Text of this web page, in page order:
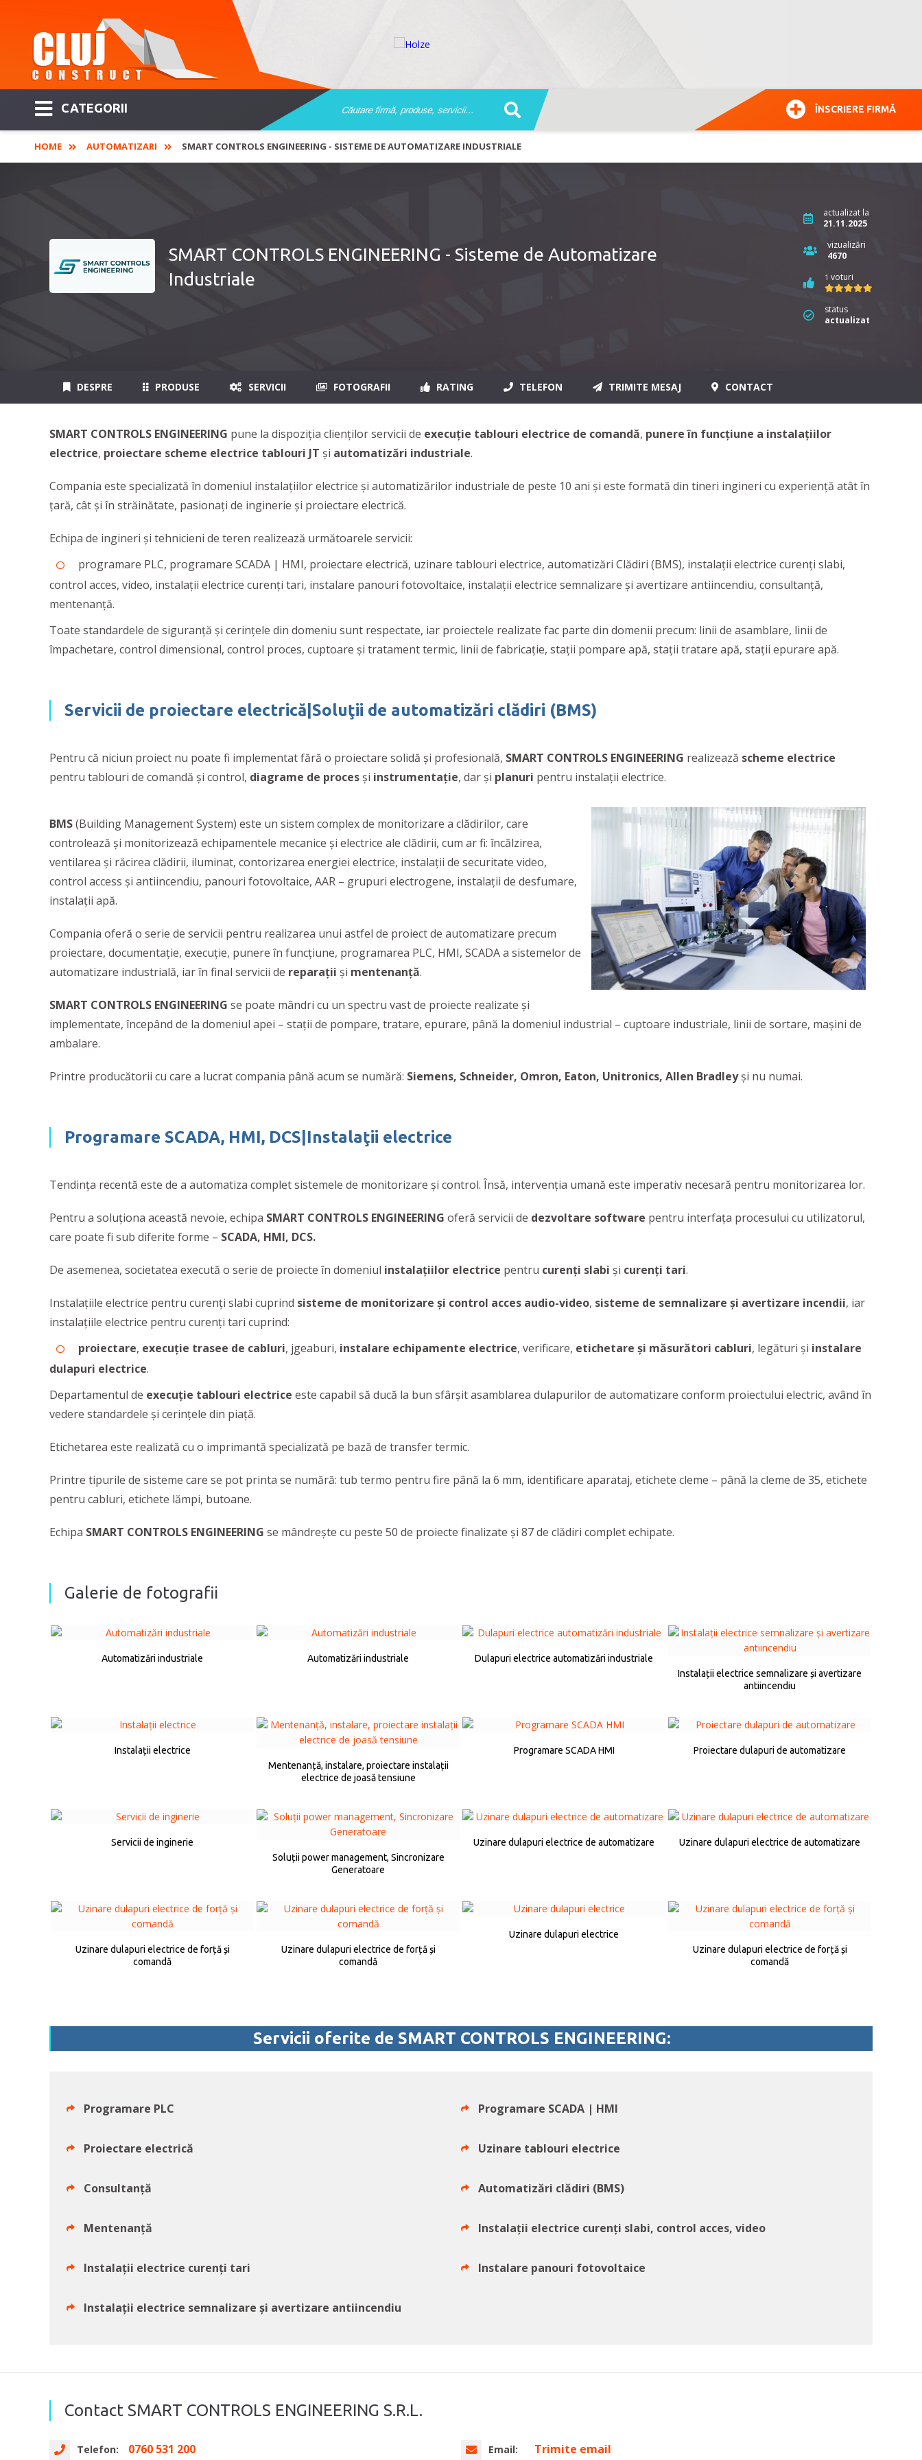
CATEGORII ÎNSCRIERE FIRMĂ
HOME AUTOMATIZARI SMART CONTROLS ENGINEERING - SISTEME DE AUTOMATIZARE INDUSTRIALE
SMART CONTROLS ENGINEERING - Sisteme de Automatizare
Industriale
actualizat la
21.11.2025
vizualizări
4670
1 voturi
status
actualizat
DESPRE PRODUSE SERVICII FOTOGRAFII RATING TELEFON TRIMITE MESAJ CONTACT
SMART CONTROLS ENGINEERING pune la dispoziţia clienţilor servicii de execuţie tablouri electrice de comandă, punere în funcţiune a instalaţiilor
electrice, proiectare scheme electrice tablouri JT şi automatizări industriale.
Compania este specializată în domeniul instalaţiilor electrice şi automatizărilor industriale de peste 10 ani şi este formată din tineri ingineri cu experienţă atât în
ţară, cât şi în străinătate, pasionaţi de inginerie şi proiectare electrică.
Echipa de ingineri şi tehnicieni de teren realizează următoarele servicii:
programare PLC, programare SCADA | HMI, proiectare electrică, uzinare tablouri electrice, automatizări Clădiri (BMS), instalaţii electrice curenţi slabi,
control acces, video, instalaţii electrice curenţi tari, instalare panouri fotovoltaice, instalaţii electrice semnalizare şi avertizare antiincendiu, consultanţă,
mentenanţă.
Toate standardele de siguranţă şi cerinţele din domeniu sunt respectate, iar proiectele realizate fac parte din domenii precum: linii de asamblare, linii de
împachetare, control dimensional, control proces, cuptoare și tratament termic, linii de fabricație, stații pompare apă, stații tratare apă, stații epurare apă.
Servicii de proiectare electrică|Soluţii de automatizări clădiri (BMS)
Pentru că niciun proiect nu poate fi implementat fără o proiectare solidă şi profesională, SMART CONTROLS ENGINEERING realizează scheme electrice
pentru tablouri de comandă şi control, diagrame de proces şi instrumentaţie, dar şi planuri pentru instalaţii electrice.
BMS(Building Management System) este un sistem complex de monitorizare a clădirilor, care
controlează şi monitorizează echipamentele mecanice şi electrice ale clădirii, cum ar fi: încălzirea,
ventilarea şi răcirea clădirii, iluminat, contorizarea energiei electrice, instalaţii de securitate video,
control access şi antiincendiu, panouri fotovoltaice, AAR – grupuri electrogene, instalaţii de desfumare,
instalaţii apă.
Compania oferă o serie de servicii pentru realizarea unui astfel de proiect de automatizare precum
proiectare, documentaţie, execuţie, punere în funcţiune, programarea PLC, HMI, SCADA a sistemelor de
automatizare industrială, iar în final servicii de reparaţii şi mentenanţă.
SMART CONTROLS ENGINEERING se poate mândri cu un spectru vast de proiecte realizate şi
implementate, începând de la domeniul apei – staţii de pompare, tratare, epurare, până la domeniul industrial – cuptoare industriale, linii de sortare, maşini de
ambalare.
Printre producătorii cu care a lucrat compania până acum se numără: Siemens, Schneider, Omron, Eaton, Unitronics, Allen Bradleyşi nu numai.
Programare SCADA, HMI, DCS| Instalaţii electrice
Tendinţa recentă este de a automatiza complet sistemele de monitorizare şi control. Însă, intervenţia umană este imperativ necesară pentru monitorizarea lor.
Pentru a soluţiona această nevoie, echipa SMART CONTROLS ENGINEERING oferă servicii de dezvoltare software pentru interfaţa procesului cu utilizatorul,
care poate fi sub diferite forme – SCADA, HMI, DCS.
De asemenea, societatea execută o serie de proiecte în domeniul instalaţiilor electrice pentru curenţi slabi şi curenţi tari.
Instalaţiile electrice pentru curenţi slabi cuprind sisteme de monitorizare şi control acces audio-video, sisteme de semnalizare şi avertizare incendii, iar
instalaţiile electrice pentru curenţi tari cuprind:
proiectare, execuţie trasee de cabluri, jgeaburi, instalare echipamente electrice, verificare, etichetare şi măsurători cabluri, legături şi instalare
dulapuri electrice.
Departamentul de execuţie tablouri electrice este capabil să ducă la bun sfârşit asamblarea dulapurilor de automatizare conform proiectului electric, având în
vedere standardele şi cerinţele din piaţă.
Etichetarea este realizată cu o imprimantă specializată pe bază de transfer termic.
Printre tipurile de sisteme care se pot printa se numără: tub termo pentru fire până la 6 mm, identificare aparataj, etichete cleme – până la cleme de 35, etichete
pentru cabluri, etichete lămpi, butoane.
Echipa SMART CONTROLS ENGINEERING se mândreşte cu peste 50 de proiecte finalizate şi 87 de clădiri complet echipate.
Galerie de fotografii
Automatizări industriale Automatizări industriale
Dulapuri electrice automatizări industriale
Instalații electrice semnalizare și avertizare
antiincendiu
Instalații electrice
Mentenanță, instalare, proiectare instalații
electrice de joasă tensiune
Programare SCADA HMI Proiectare dulapuri de automatizare
Servicii de inginerie
Soluții power management, Sincronizare
Generatoare
Uzinare dulapuri electrice de automatizare Uzinare dulapuri electrice de automatizare
Uzinare dulapuri electrice de forță și
comandă
Uzinare dulapuri electrice de forță și
comandă
Uzinare dulapuri electrice
Uzinare dulapuri electrice de forță și
comandă
Servicii oferite de SMART CONTROLS ENGINEERING:
Programare PLC Programare SCADA | HMI
Proiectare electrică Uzinare tablouri electrice
Consultanță Automatizări clădiri (BMS)
Mentenanță Instalații electrice curenți slabi, control acces, video
Instalații electrice curenți tari Instalare panouri fotovoltaice
Instalații electrice semnalizare și avertizare antiincendiu
Contact SMART CONTROLS ENGINEERING S.R.L.
Telefon: 0760 531 200 Email: Trimite email